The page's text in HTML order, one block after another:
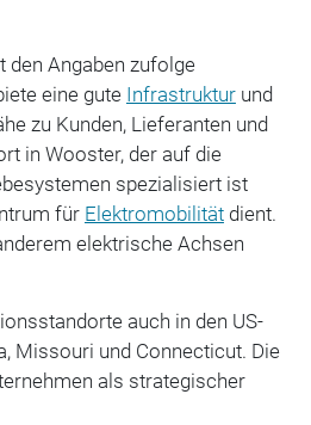
den Angaben zufolge
eine gute Infrastrukturund
zu Kunden, Lieferanten und
in Wooster, der auf die
spezialisiert ist
für Elektromobilitätdient.
elektrische Achsen
auch in den US-
Missouri und Connecticut. Die
als strategischer